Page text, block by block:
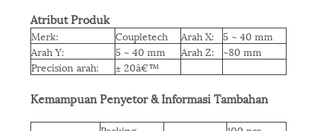
Atribut Produk
Merk: Coupletech Arah X:
5 ~ 40 mm
Arah Y:
5 ~ 40 mm Arah Z:
~80 mm
Precision arah:
± 20â€™
Kemampuan Penyetor & Informasi Tambahan